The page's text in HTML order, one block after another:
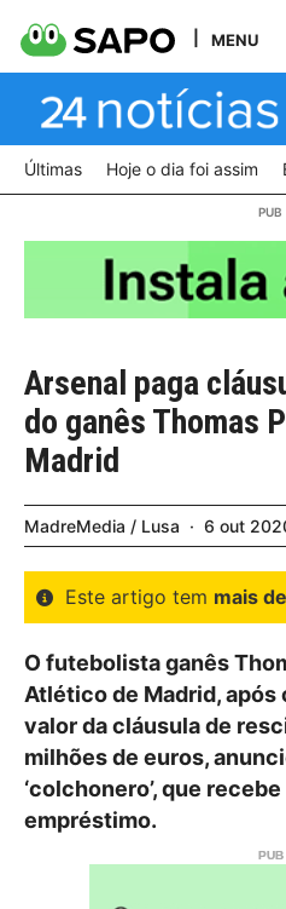
MENU
Últimas Hoje o dia foi assim
Arsenal paga
do ganês Thomas
Madrid
MadreMedia / Lusa 6 out
Este artigo tem mais
O futebolista ganês
Atlético de Madrid, após
valor da cláusula de
milhões de euros,
‘colchonero’, que
empréstimo.